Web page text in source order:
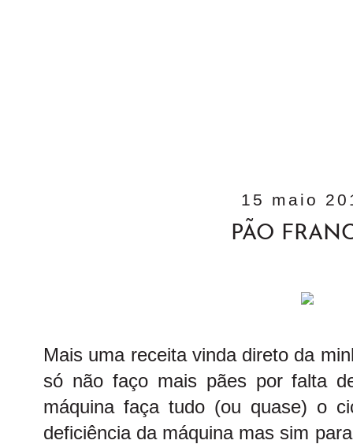
15 maio
PÃO
Mais uma receita vinda direto da
só não faço mais pães por falta
máquina faça tudo (ou quase) o
deficiência da máquina mas sim